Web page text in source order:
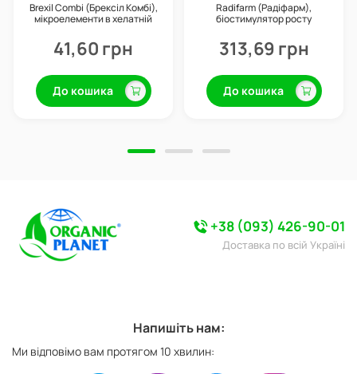
Brexil Combi (Брексіл Комбі),
мікроелементи в хелатній
41,60 грн
До кошика
Radifarm (Радіфарм),
біостимулятор росту
(укорінювач), 100 мл, Valagro
313,69 грн
До кошика
+38 (093) 426-90-01
Доставка по всій Україні
Напишіть нам:
Ми відповімо вам протягом 10 хвилин: